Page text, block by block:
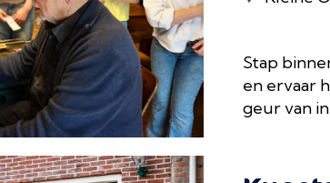
Stap
en ervaar
geur van